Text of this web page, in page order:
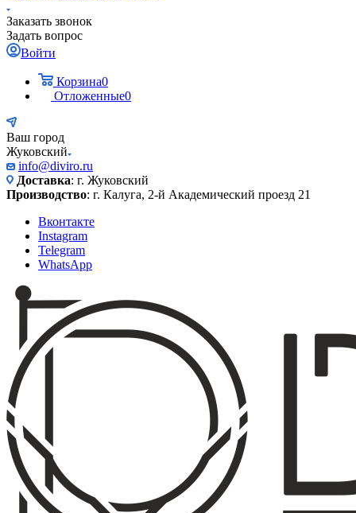
Заказать звонок
Задать вопрос
Войти
Корзина0
Отложенные0
Ваш город
Жуковский
info@diviro.ru
Доставка: г. Жуковский
Производство: г. Калуга, 2-й Академический проезд 21
Вконтакте
Instagram
Telegram
WhatsApp